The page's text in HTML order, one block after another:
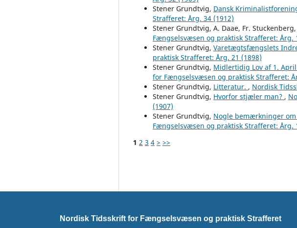
Stener Grundtvig, Dansk
Strafferet: Årg. 34 (1912)
Stener Grundtvig, A. Daae, Fr. Stuckenberg,
Fængselsvæsen og praktisk Strafferet: Årg.
Stener Grundtvig, Varetægtsfængslets
praktisk Strafferet: Årg. 21 (1898)
Stener Grundtvig, Midlertidig Lov af 1.
for Fængselsvæsen og praktisk Strafferet:
Stener Grundtvig, Litteratur. , Nordisk
Stener Grundtvig, Hvorfor stjæler man? ,
(1907)
Stener Grundtvig, Nogle bemærkninger
Fængselsvæsen og praktisk Strafferet: Årg.
1 2 3 4 > >>
Nordisk Tidsskrift for Fængselsvæsen og praktisk Strafferet